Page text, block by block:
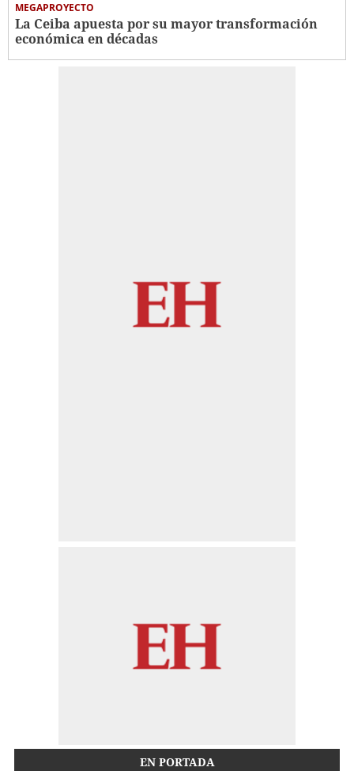
MEGAPROYECTO
La Ceiba apuesta por su mayor transformación
económica en décadas
EN PORTADA